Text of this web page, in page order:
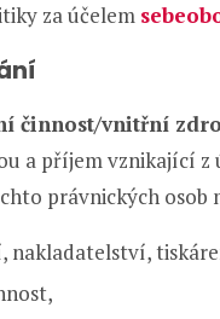
za účelem
činnost/vnitřní
a příjem vznikající z
právnických osob